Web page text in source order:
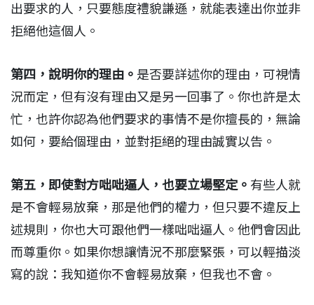
出要求的人，只要態度禮貌謙遜，就能表達出你並非
拒絕他這個人。
第四，說明你的理由。 是否要詳述你的理由，可視情
況而定，但有沒有理由又是另一回事了。你也許是太
忙，也許你認為他們要求的事情不是你擅長的，無論
如何，要給個理由，並對拒絕的理由誠實以告。
第五，即使對方咄咄逼人，也要立場堅定。 有些人就
是不會輕易放棄，那是他們的權力，但只要不違反上
述規則，你也大可跟他們一樣咄咄逼人。他們會因此
而尊重你。如果你想讓情況不那麼緊張，可以輕描淡
寫的說：我知道你不會輕易放棄，但我也不會。